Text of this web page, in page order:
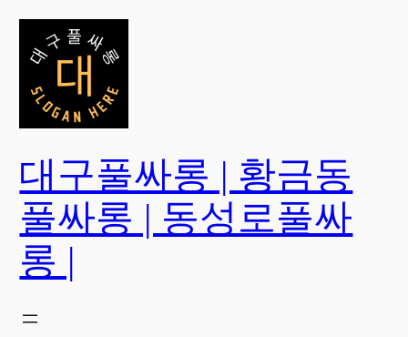
콘
가
기대구풀싸롱 | 황금동
풀싸롱 | 동성로풀싸
롱 |